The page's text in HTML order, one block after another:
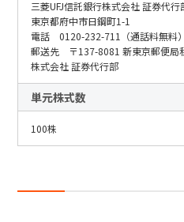
三菱UFJ信託銀行株式会社 証券代行
東京都府中市日鋼町1-1
電話 0120-232-711（通話料無料）
郵送先 〒137-8081 新東京郵便局
株式会社 証券代行部
単元株式数
100株